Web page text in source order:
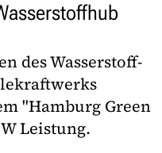
des Wasserstoff-
"Hamburg Green
Leistung.